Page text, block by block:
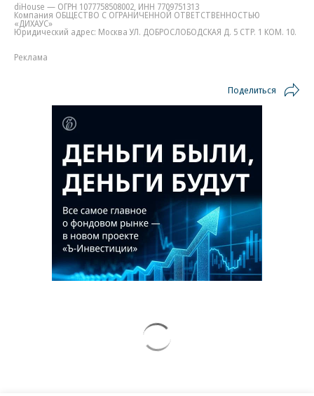
diHouse — ОГРН 1077758508002, ИНН 7709751313
Компания ОБЩЕСТВО С ОГРАНИЧЕННОЙ ОТВЕТСТВЕННОСТЬЮ
«ДИХАУС»
Юридический адрес: Москва УЛ. ДОБРОСЛОБОДСКАЯ Д. 5 СТР. 1 КОМ. 10.
Реклама
Поделиться